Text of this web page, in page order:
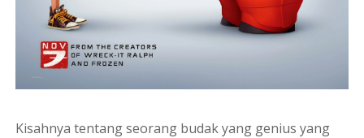
Kisahnya tentang seorang budak yang genius yang